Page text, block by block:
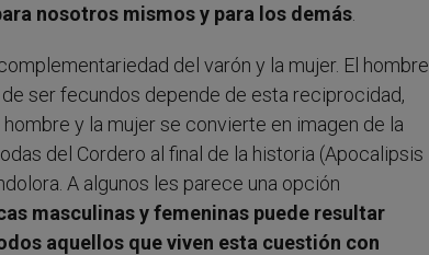
nosotros mismos y para los demás
del varón y la mujer. El hombre
ser fecundos depende de esta reciprocidad,
y la mujer se convierte en imagen de la
del Cordero al final de la historia (Apocalipsis
A algunos les parece una opción
masculinas y femeninas puede resultar
aquellos que viven esta cuestión con